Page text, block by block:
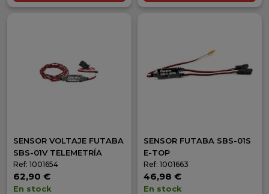
SENSOR VOLTAJE FUTABA
SBS-01V TELEMETRÍA
Ref: 1001654
62,90 €
En stock
SENSOR FUTABA SBS-01S
E-TOP
Ref: 1001663
46,98 €
En stock